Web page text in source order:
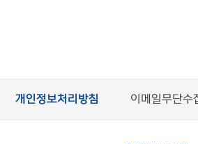
개인정보처리방침 이메일무단수